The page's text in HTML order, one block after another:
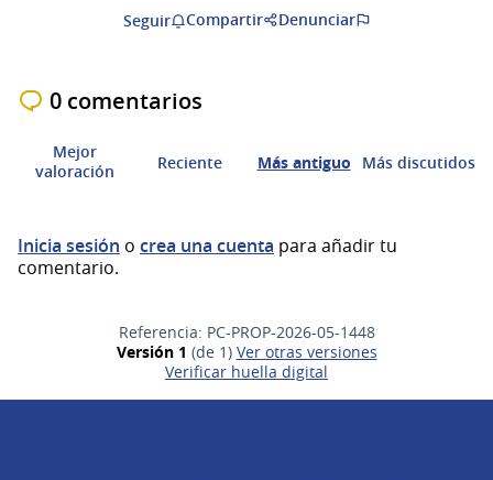
Seguir Compartir Denunciar
0 comentarios
Mejor
valoración
Reciente Más antiguo Más discutidos
Inicia sesión o crea una cuenta para añadir tu
comentario.
Referencia: PC-PROP-2026-05-1448
Versión 1 (de 1)
ver otras versiones
Verificar huella digital